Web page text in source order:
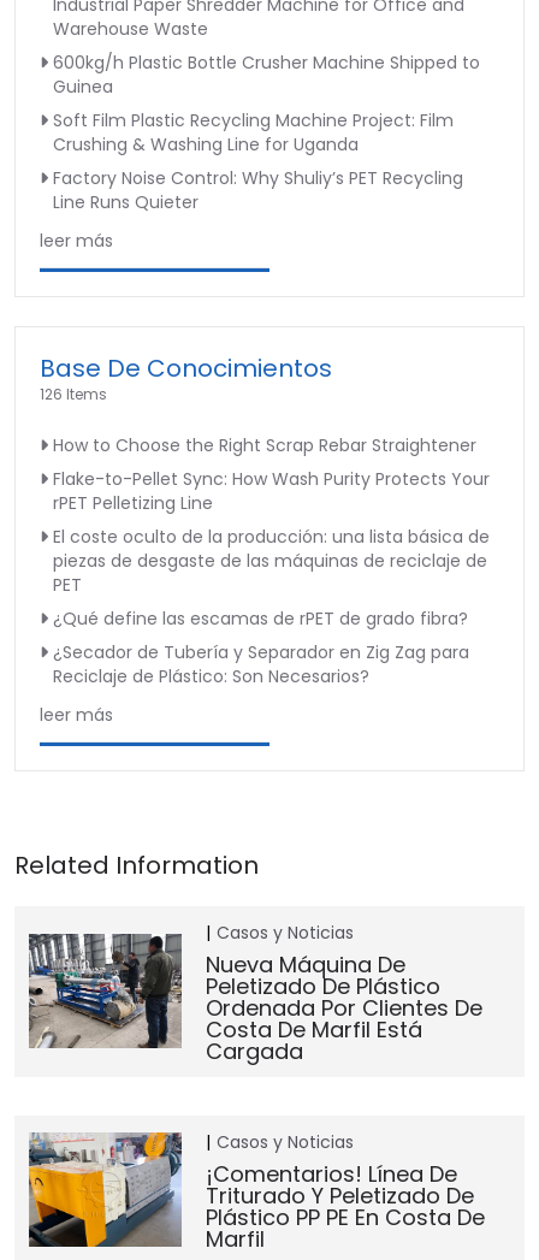
Warehouse Waste
600kg/h Plastic Bottle Crusher Machine Shipped to
Guinea
Soft Film Plastic Recycling Machine Project: Film
Crushing & Washing Line for Uganda
Factory Noise Control: Why Shuliy’s PET Recycling
Line Runs Quieter
leer más
Base De Conocimientos
126 Items
How to Choose the Right Scrap Rebar Straightener
Flake-to-Pellet Sync: How Wash Purity Protects Your
rPET Pelletizing Line
El coste oculto de la producción: una lista básica de
piezas de desgaste de las máquinas de reciclaje de
PET
¿Qué define las escamas de rPET de grado fibra?
¿Secador de Tubería y Separador en Zig Zag para
Reciclaje de Plástico: Son Necesarios?
leer más
Casos y Noticias
Nueva Máquina De
Peletizado De Plástico
Ordenada Por Clientes De
Costa De Marfil Está
Cargada
Casos y Noticias
¡Comentarios! Línea De
Triturado Y Peletizado De
Plástico PP PE En Costa De
Marfil